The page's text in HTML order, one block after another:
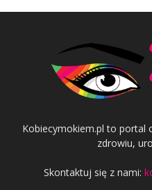
Kobiecymokiem.pl to portal
zdrowiu,
Skontaktuj się z nami: